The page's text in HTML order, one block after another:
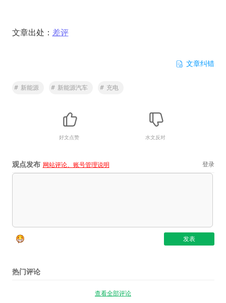
文章出处： 差评
文章纠错
# 新能源 # 新能源汽车 # 充电
好文点赞 水文反对
观点发布 网站评论、账号管理说明 登录
热门评论
查看全部评论